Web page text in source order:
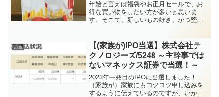
年始と言えば福袋やお正月セールで、お
得な買い物をしたい方が多いと思いま
す。そこで、新しいもの好き、かつ堅実
ドの福袋(税込3,000円)昨年末に応募して
当選したものです。...
お金
【(家族が)IPO当選】株式会社テ
クノロジーズ/5248 ～主幹事では
ないマネックス証券で当選！～
2023年一発目のIPOに当選しました！
（家族が）家族にもコツコツ申し込みを
するように伝えているのですが、いかん